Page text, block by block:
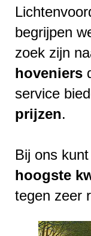
begrijpen
zoek zijn
hoveniers
service
prijzen.
Bij ons
hoogste
tegen zeer